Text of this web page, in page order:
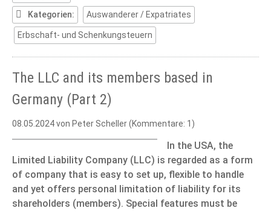
Kategorien: Auswanderer / Expatriates
Erbschaft- und Schenkungsteuern
The LLC and its members based in
Germany (Part 2)
08.05.2024von Peter Scheller (Kommentare: 1)
In the USA, the
Limited Liability Company (LLC) is regarded as a form
of company that is easy to set up, flexible to handle
and yet offers personal limitation of liability for its
shareholders (members). Special features must be